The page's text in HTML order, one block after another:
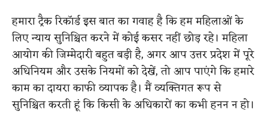
हमारा ट्रैक रिकॉर्ड इस बात का गवाह है कि हम महिलाओं के
लिए न्याय सुनिश्चित करने में कोई कसर नहीं छोड़ रहे। महिला
आयोग की जिम्मेदारी बहुत बड़ी है, अगर आप उत्तर प्रदेश में पूरे
अधिनियम और उसके नियमों को देखें, तो आप पाएंगे कि हमारे
काम का दायरा काफी व्यापक है। मैं व्यक्तिगत रूप से
सुनिश्चित करती हूं कि किसी के अधिकारों का कभी हनन न हो।